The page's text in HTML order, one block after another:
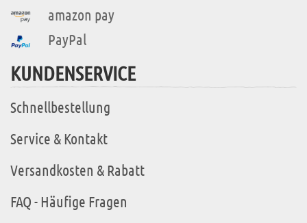
amazon pay
PayPal
KUNDENSERVICE
Schnellbestellung
Service & Kontakt
Versandkosten & Rabatt
FAQ - Häufige Fragen